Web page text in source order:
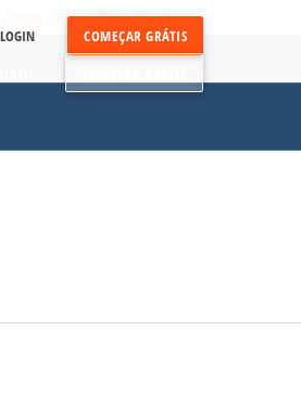
ACESSAR CONTA
LOGIN COMEÇAR GRÁTIS